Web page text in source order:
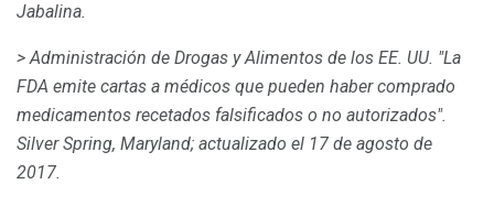
Jabalina.
> Administración de Drogas y Alimentos de los EE. UU. "La
FDA emite cartas a médicos que pueden haber comprado
medicamentos recetados falsificados o no autorizados".
Silver Spring, Maryland; actualizado el 17 de agosto de
2017.